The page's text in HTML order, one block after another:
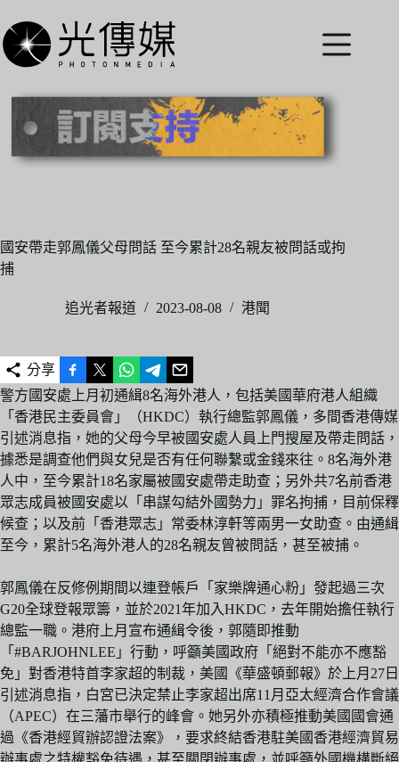
至
主
內
國安帶走郭鳳儀父母問話 至今累計28名親友被問話或拘
捕
追光者報道 2023-08-08 港聞
分享
警方國安處上月初通緝8名海外港人，包括美國華府港人組織
「香港民主委員會」（HKDC）執行總監郭鳳儀，多間香港傳媒
引述消息指，她的父母今早被國安處人員上門搜屋及帶走問話，
據悉是調查他們與女兒是否有任何聯繫或金錢來往。8名海外港
人中，至今累計18名家屬被國安處帶走助查；另外共7名前香港
眾志成員被國安處以「串謀勾結外國勢力」罪名拘捕，目前保釋
候查；以及前「香港眾志」常委林淳軒等兩男一女助查。由通緝
至今，累計5名海外港人的28名親友曾被問話，甚至被捕。
郭鳳儀在反修例期間以連登帳戶「家樂牌通心粉」發起過三次
G20全球登報眾籌，並於2021年加入HKDC，去年開始擔任執行
總監一職。港府上月宣布通緝令後，郭隨即推動
「#BARJOHNLEE」行動，呼籲美國政府「絕對不能亦不應豁
免」對香港特首李家超的制裁，美國《華盛頓郵報》於上月27日
引述消息指，白宮已決定禁止李家超出席11月亞太經濟合作會議
（APEC）在三藩市舉行的峰會。她另外亦積極推動美國國會通
過《香港經貿辦認證法案》，要求終結香港駐美國香港經濟貿易
辦事處之特權豁免待遇，甚至關閉辦事處，並呼籲外國機構斷絕